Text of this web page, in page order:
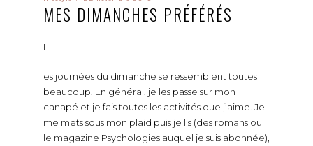
MES DIMANCHES PRÉFÉRÉS
L
es journées du dimanche se ressemblent toutes
beaucoup. En général, je les passe sur mon
canapé et je fais toutes les activités que j’aime. Je
me mets sous mon plaid puis je lis (des romans ou
le magazine Psychologies auquel je suis abonnée),